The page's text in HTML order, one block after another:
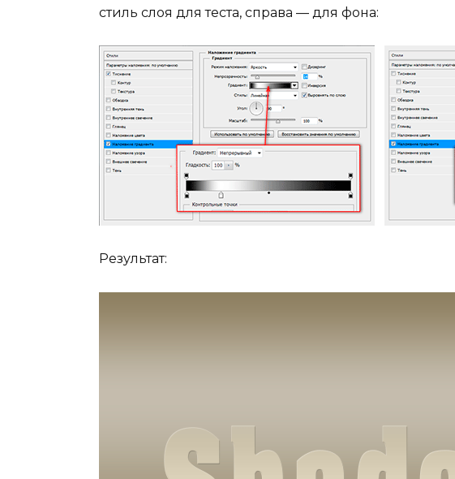
стиль слоя для теста, справа — для фона:
Результат: